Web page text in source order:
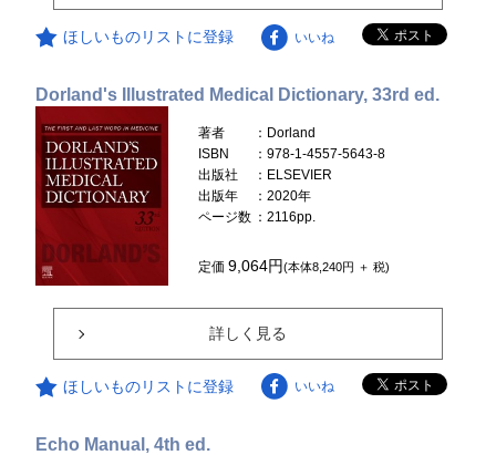
ほしいものリストに登録 いいね
Dorland's Illustrated Medical Dictionary, 33rd ed.
著者
：Dorland
ISBN
：978-1-4557-5643-8
出版社
：ELSEVIER
出版年
：2020年
ページ数 ：2116pp.
定価9,064円(本体8,240円 ＋ 税)
詳しく見る
ほしいものリストに登録 いいね
Echo Manual, 4th ed.